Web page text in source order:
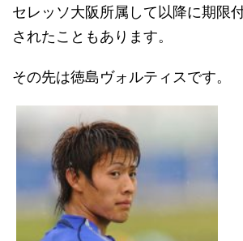
セレッソ大阪所属して以降に期限
されたこともあります。
その先は徳島ヴォルティスです。